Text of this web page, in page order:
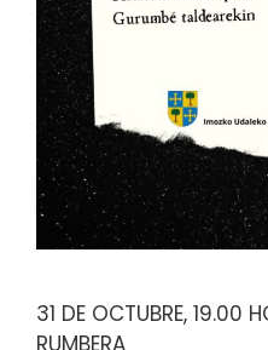
31 DE OCTUBRE, 19.00
RUMBERA